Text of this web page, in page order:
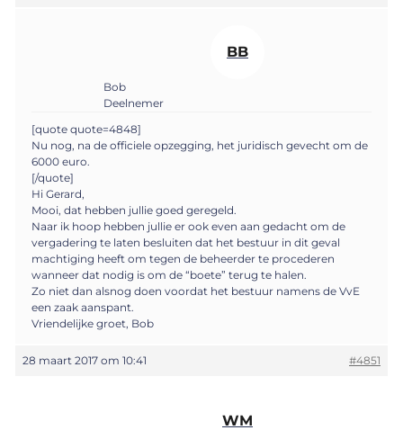
BB
Bob
Deelnemer
[quote quote=4848]
Nu nog, na de officiele opzegging, het juridisch gevecht om de
6000 euro.
[/quote]
Hi Gerard,
Mooi, dat hebben jullie goed geregeld.
Naar ik hoop hebben jullie er ook even aan gedacht om de
vergadering te laten besluiten dat het bestuur in dit geval
machtiging heeft om tegen de beheerder te procederen
wanneer dat nodig is om de “boete” terug te halen.
Zo niet dan alsnog doen voordat het bestuur namens de VvE
een zaak aanspant.
Vriendelijke groet, Bob
28 maart 2017 om 10:41 #4851
WM